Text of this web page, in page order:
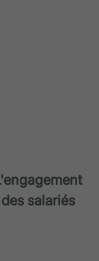
des salariés